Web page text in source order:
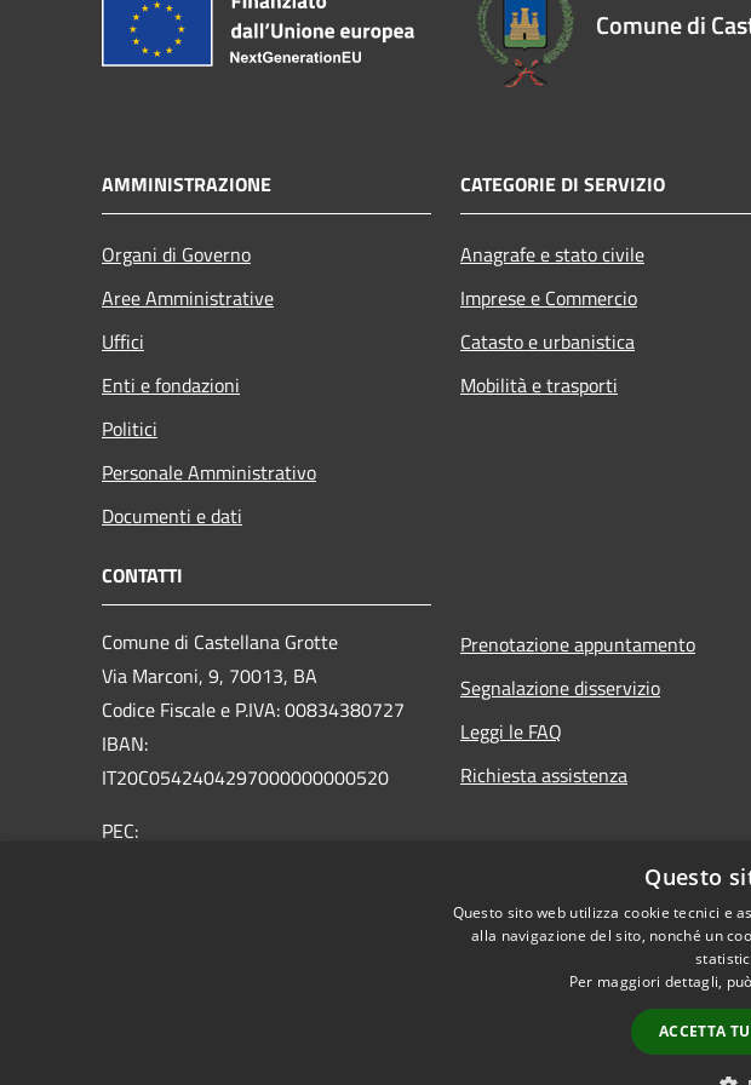
Comune di
AMMINISTRAZIONE
Organi di Governo
Aree Amministrative
Uffici
Enti e fondazioni
Politici
Personale Amministrativo
Documenti e dati
CATEGORIE DI SERVIZIO
Anagrafe e stato civile
Imprese e Commercio
Catasto e urbanistica
Mobilità e trasporti
CONTATTI
Comune di Castellana Grotte
Via Marconi, 9, 70013, BA
Codice Fiscale e P.IVA: 00834380727
IBAN:
IT20C0542404297000000000520
PEC:
Prenotazione appuntamento
Segnalazione disservizio
Leggi le FAQ
Richiesta assistenza
Questo
Questo sito web utilizza cookie tecnici e
alla navigazione del sito, nonché un
Per maggiori dettagli,
ACCETTA